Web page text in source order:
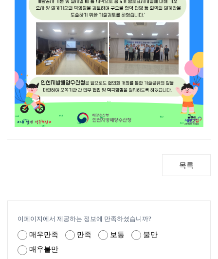
목록
이페이지에서 제공하는 정보에 만족하셨습니까?
매우만족 만족 보통
불만
매우불만